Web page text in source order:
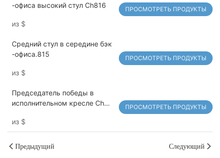
-офиса высокий стул Ch816
из $
ПРОСМОТРЕТЬ ПРОДУКТЫ
Средний стул в середине бэк
-офиса.815
из $
ПРОСМОТРЕТЬ ПРОДУКТЫ
Председатель победы в
исполнительном кресле Ch
из $
ПРОСМОТРЕТЬ ПРОДУКТЫ
Предыдущий Следующий